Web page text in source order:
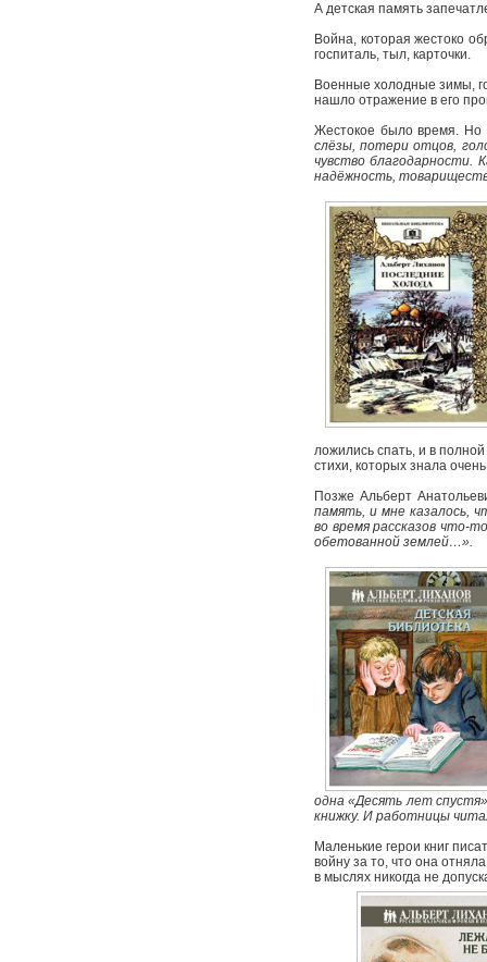
А детская память
Война, которая жестоко
госпиталь, тыл, карточки.
Военные холодные зимы,
нашло отражение в его
Жестокое было время. Но
слёзы, потери отцов,
чувство благодарности.
надёжность,
ложились спать, и в
стихи, которых знала
Позже Альберт
память, и мне казалось,
во время рассказов что-
обетованной землей…».
одна «Десять лет
книжку. И работницы
Маленькие герои книг
войну за то, что она
в мыслях никогда не